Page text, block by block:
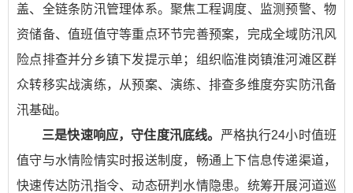
盖、全链条防汛管理体系。聚焦工程调度、监测预警、物
资储备、值班值守等重点环节完善预案，完成全域防汛风
险点排查并分乡镇下发提示单；组织临淮岗镇淮河滩区群
众转移实战演练，从预案、演练、排查多维度夯实防汛备
汛基础。
三是快速响应，守住度汛底线。 严格执行24小时值班
值守与水情险情实时报送制度，畅通上下信息传递渠道，
快速传达防汛指令、动态研判水情隐患。统筹开展河道巡